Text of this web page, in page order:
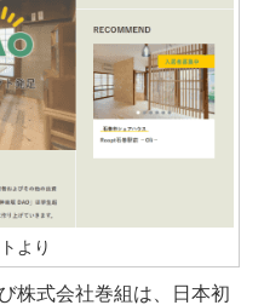
より
株式会社巻組は、日本初